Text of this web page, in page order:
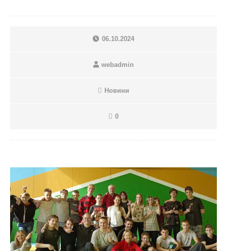
06.10.2024
webadmin
Новини
0